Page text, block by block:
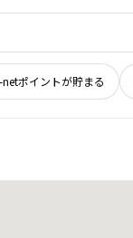
netポイントが貯まる